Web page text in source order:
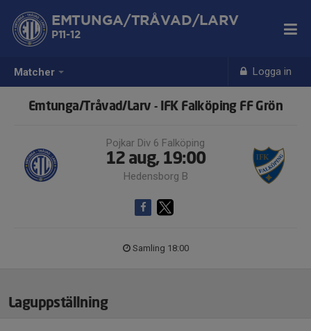
Matcher Logga in
EMTUNGA/TRÅVAD/LARV
P11-12
Emtunga/Tråvad/Larv - IFK Falköping FF Grön
Pojkar Div 6 Falköping
12 aug, 19:00
Hedensborg B
Samling 18:00
Laguppställning